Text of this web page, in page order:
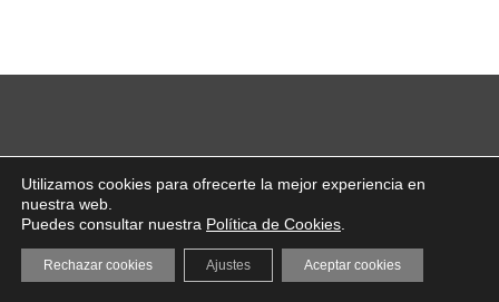
Utilizamos cookies para ofrecerte la mejor experiencia en
nuestra web.
Puedes consultar nuestra Política de Cookies
Aceptar cookies
Rechazar cookies Ajustes